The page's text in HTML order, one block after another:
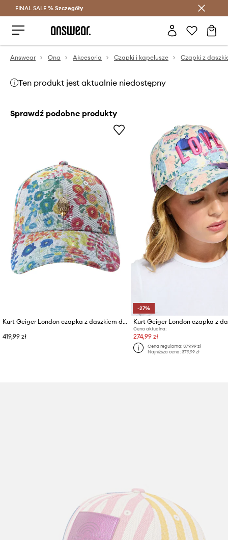
Oszczędzaj z Answear Club >
FINAL SALE % Szczegóły
Answear Ona Akcesoria Czapki i kapelusze Czapki z
Ten produkt jest aktualnie niedostępny
Sprawdź podobne produkty
Kurt Geiger London czapka z daszkiem damska z bawełną KENSINGTON
419,99 zł
-27%
Cena aktualna:
274,99 zł
Cena regularna:379,99 zł
Najniższa cena:379,99 zł